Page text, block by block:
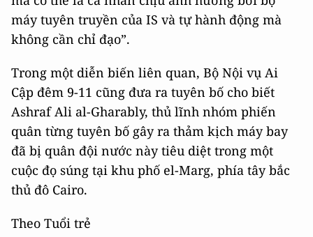
máy tuyên truyền của IS và tự hành động mà
không cần chỉ đạo”.
Trong một diễn biến liên quan, Bộ Nội vụ Ai
Cập đêm 9-11 cũng đưa ra tuyên bố cho biết
Ashraf Ali al-Gharably, thủ lĩnh nhóm phiến
quân từng tuyên bố gây ra thảm kịch máy bay
đã bị quân đội nước này tiêu diệt trong một
cuộc đọ súng tại khu phố el-Marg, phía tây bắc
thủ đô Cairo.
Theo Tuổi trẻ